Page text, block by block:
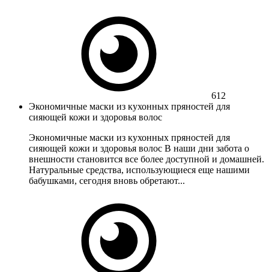
612
Экономичные маски из кухонных пряностей для
сияющей кожи и здоровья волос
Экономичные маски из кухонных пряностей для
сияющей кожи и здоровья волос В наши дни забота о
внешности становится все более доступной и домашней.
Натуральные средства, использующиеся еще нашими
бабушками, сегодня вновь обретают...